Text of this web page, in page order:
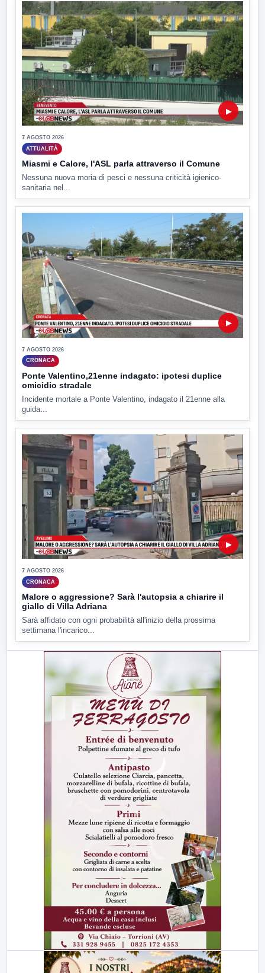
▶
7 AGOSTO 2026
ATTUALITÀ
Miasmi e Calore, l'ASL parla attraverso il Comune
Nessuna nuova moria di pesci e nessuna criticità igienico-
sanitaria nel...
▶
7 AGOSTO 2026
CRONACA
Ponte Valentino,21enne indagato: ipotesi duplice
omicidio stradale
Incidente mortale a Ponte Valentino, indagato il 21enne alla
guida...
▶
7 AGOSTO 2026
CRONACA
Malore o aggressione? Sarà l'autopsia a chiarire il
giallo di Villa Adriana
Sarà affidato con ogni probabilità all'inizio della prossima
settimana l'incarico...